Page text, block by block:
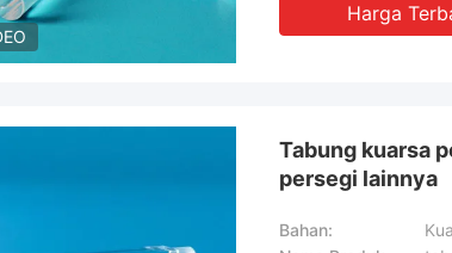
Harga
Tabung kuarsa
persegi lainnya
Bahan: